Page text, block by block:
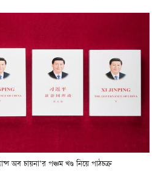
অব চায়না’র পঞ্চম খণ্ড নিয়ে পাঠচক্র